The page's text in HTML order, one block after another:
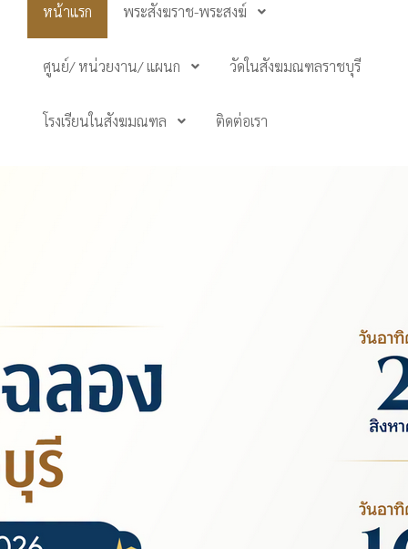
หน้าแรก พระสังฆราช-พระสงฆ์
ศูนย์/ หน่วยงาน/ แผนก วัดในสังฆมณฑลราชบุรี
โรงเรียนในสังฆมณฑล ติดต่อเรา